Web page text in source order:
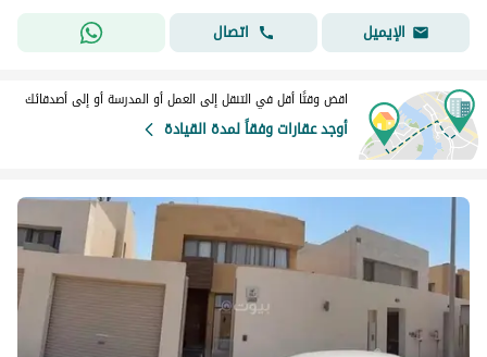
الإيميل
اتصال
اقض وقتًا أقل في التنقل إلى العمل أو المدرسة أو إلى أصدقائك
أوجد عقارات وفقاً لمدة القيادة